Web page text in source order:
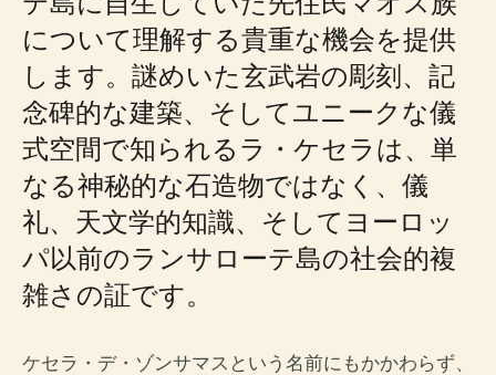
について理解する貴重な機会を提供
します。謎めいた玄武岩の彫刻、記
念碑的な建築、そしてユニークな儀
式空間で知られるラ・ケセラは、単
なる神秘的な石造物ではなく、儀
礼、天文学的知識、そしてヨーロッ
パ以前のランサローテ島の社会的複
雑さの証です。
ケセラ・デ・ゾンサマスという名前にもかかわらず、